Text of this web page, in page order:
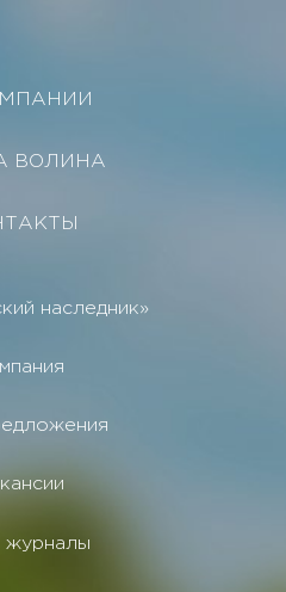
ВОЛИНА
наследник»
журналы